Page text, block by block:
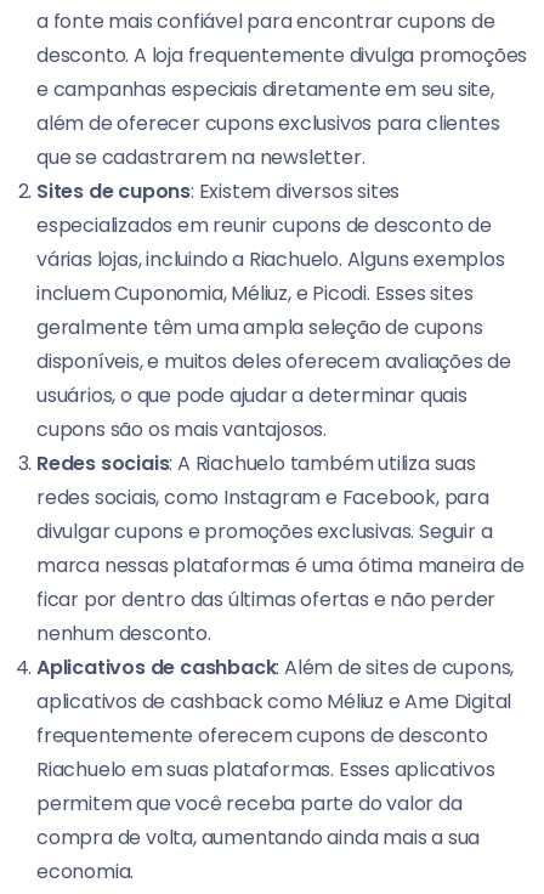
a fonte mais confiável para encontrar cupons de
desconto. A loja frequentemente divulga promoções
e campanhas especiais diretamente em seu site,
além de oferecer cupons exclusivos para clientes
que se cadastrarem na newsletter.
Sites de cupons: Existem diversos sites
especializados em reunir cupons de desconto de
várias lojas, incluindo a Riachuelo. Alguns exemplos
incluem Cuponomia, Méliuz, e Picodi. Esses sites
geralmente têm uma ampla seleção de cupons
disponíveis, e muitos deles oferecem avaliações de
usuários, o que pode ajudar a determinar quais
cupons são os mais vantajosos.
Redes sociais: A Riachuelo também utiliza suas
redes sociais, como Instagram e Facebook, para
divulgar cupons e promoções exclusivas. Seguir a
marca nessas plataformas é uma ótima maneira de
ficar por dentro das últimas ofertas e não perder
nenhum desconto.
Aplicativos de cashback: Além de sites de cupons,
aplicativos de cashback como Méliuz e Ame Digital
frequentemente oferecem cupons de desconto
Riachuelo em suas plataformas. Esses aplicativos
permitem que você receba parte do valor da
compra de volta, aumentando ainda mais a sua
economia.